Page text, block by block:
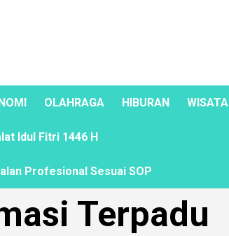
OLAHRAGA HIBURAN WISATA
Idul Fitri 1446 H
Profesional Sesuai SOP
Terpadu